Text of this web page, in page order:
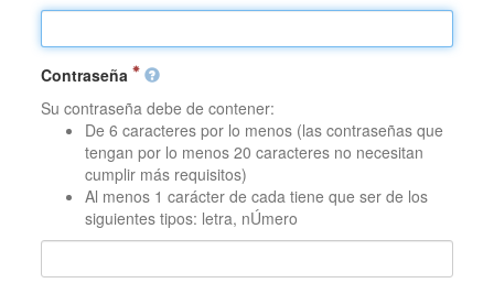
Contraseña
Su contraseña debe de contener:
De 6 caracteres por lo menos (las contraseñas que
tengan por lo menos 20 caracteres no necesitan
cumplir más requisitos)
Al menos 1 carácter de cada tiene que ser de los
siguientes tipos: letra, nÚmero